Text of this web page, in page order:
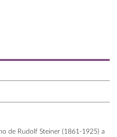
de Rudolf Steiner (1861-1925) a